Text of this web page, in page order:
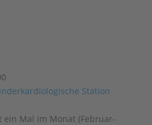
ein Mal im Monat (Februar-